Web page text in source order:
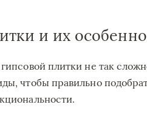
и их
плитки не так
чтобы правильно